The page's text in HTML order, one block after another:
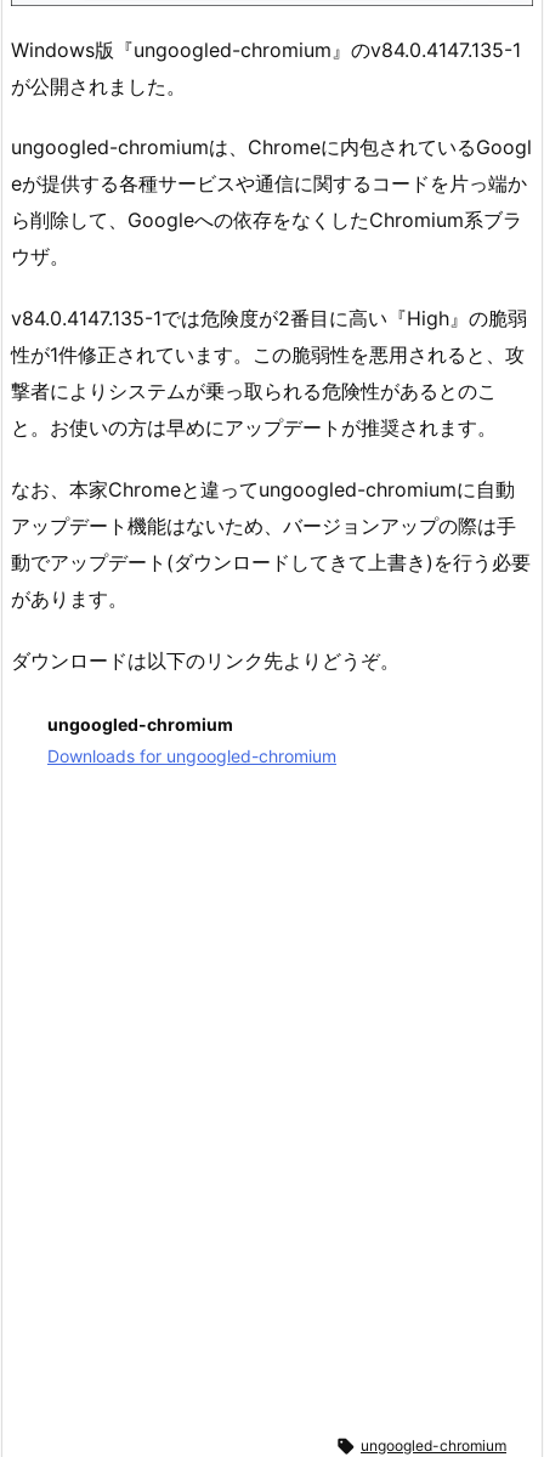
Windows版『ungoogled-chromium』のv84.0.4147.135-1
が公開されました。
ungoogled-chromiumは、Chromeに内包されているGoogl
eが提供する各種サービスや通信に関するコードを片っ端か
ら削除して、Googleへの依存をなくしたChromium系ブラ
ウザ。
v84.0.4147.135-1では危険度が2番目に高い『High』の脆弱
性が1件修正されています。この脆弱性を悪用されると、攻
撃者によりシステムが乗っ取られる危険性があるとのこ
と。お使いの方は早めにアップデートが推奨されます。
なお、本家Chromeと違ってungoogled-chromiumに自動
アップデート機能はないため、バージョンアップの際は手
動でアップデート(ダウンロードしてきて上書き)を行う必要
があります。
ダウンロードは以下のリンク先よりどうぞ。
ungoogled-chromium
Downloads for ungoogled-chromium
 ungoogled-chromium